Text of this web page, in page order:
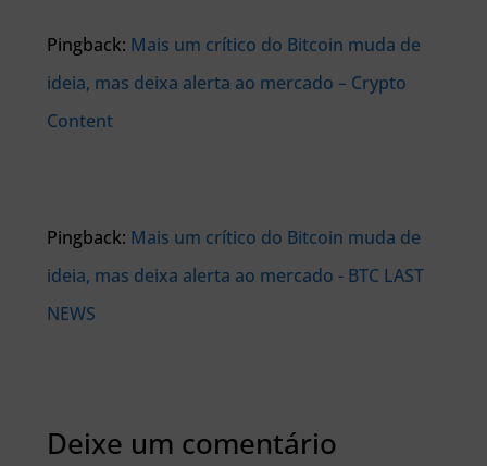
Pingback: Mais um crítico do Bitcoin muda de
ideia, mas deixa alerta ao mercado – Crypto
Content
Pingback: Mais um crítico do Bitcoin muda de
ideia, mas deixa alerta ao mercado - BTC LAST
NEWS
Deixe um comentário